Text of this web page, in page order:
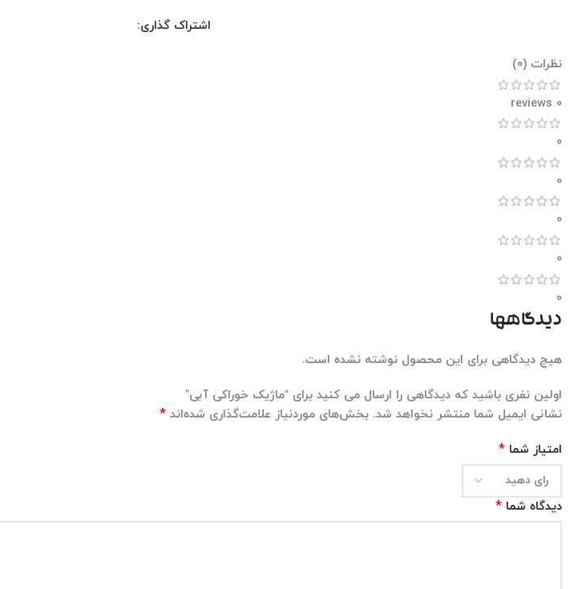
اشتراک گذاری:
نظرات (0)
0 reviews
0
0
0
0
0
دیدگاهها
هیچ دیدگاهی برای این محصول نوشته نشده است.
اولین نفری باشید که دیدگاهی را ارسال می کنید برای “ماژیک خوراکی آبی”
نشانی ایمیل شما منتشر نخواهد شد. بخش‌های موردنیاز علامت‌گذاری شده‌اند *
امتیاز شما *
دیدگاه شما *